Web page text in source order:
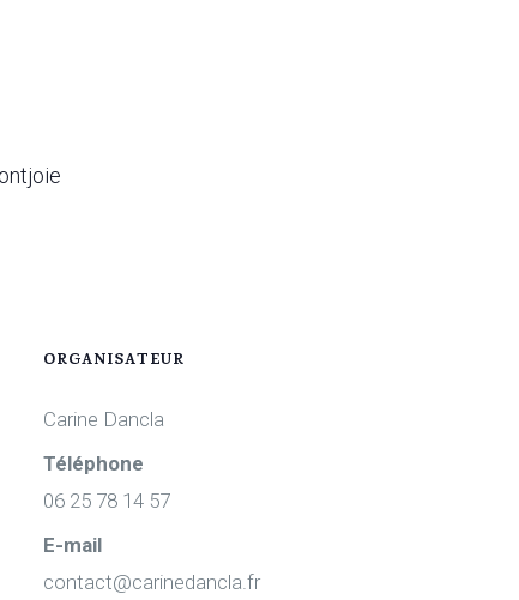
ORGANISATEUR
Carine Dancla
Téléphone
06 25 78 14 57
E-mail
contact@carinedancla.fr